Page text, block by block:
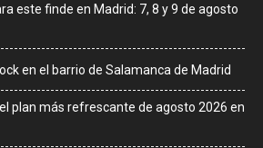
este finde en Madrid: 7, 8 y 9 de agosto
en el barrio de Salamanca de Madrid
plan más refrescante de agosto 2026 en